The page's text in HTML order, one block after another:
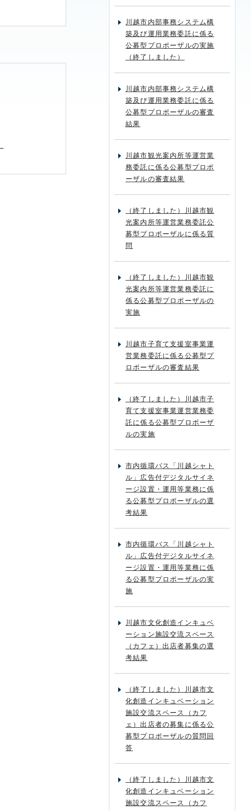
川越市内部事務システム構
築及び運用業務委託に係る
公募型プロポーザルの実施
（終了しました）
川越市内部事務システム構
築及び運用業務委託に係る
公募型プロポーザルの審査
結果
川越市観光案内所等運営業
務委託に係る公募型プロポ
ーザルの審査結果
（終了しました）川越市観
光案内所等運営業務委託公
募型プロポーザルに係る質
問
（終了しました）川越市観
光案内所等運営業務委託に
係る公募型プロポーザルの
実施
川越市子育て支援室事業運
営業務委託に係る公募型プ
ロポーザルの審査結果
（終了しました）川越市子
育て支援室事業運営業務委
託に係る公募型プロポーザ
ルの実施
市内循環バス「川越シャト
ル」広告付デジタルサイネ
ージ設置・運用等業務に係
る公募型プロポーザルの選
考結果
市内循環バス「川越シャト
ル」広告付デジタルサイネ
ージ設置・運用等業務に係
る公募型プロポーザルの実
施
川越市文化創造インキュベ
ーション施設交流スペース
（カフェ）出店者募集の選
考結果
（終了しました）川越市文
化創造インキュベーション
施設交流スペース（カフ
ェ）出店者の募集に係る公
募型プロポーザルの質問回
答
（終了しました）川越市文
化創造インキュベーション
施設交流スペース（カフ